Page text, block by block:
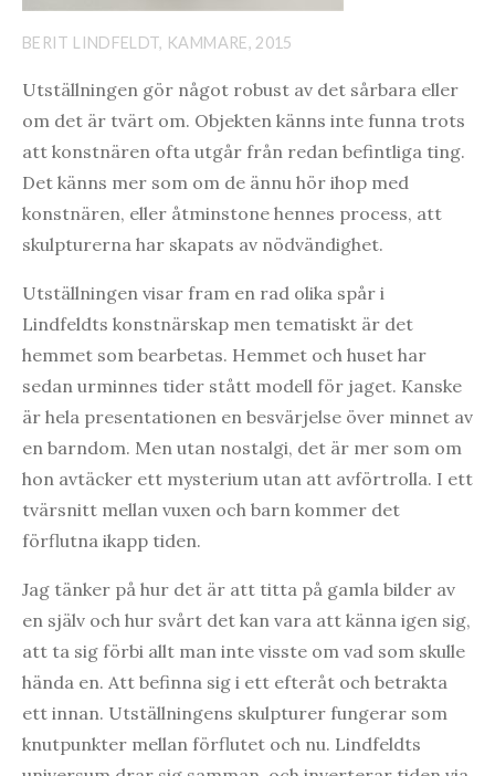
BERIT LINDFELDT, KAMMARE, 2015
Utställningen gör något robust av det sårbara eller
om det är tvärt om. Objekten känns inte funna trots
att konstnären ofta utgår från redan befintliga ting.
Det känns mer som om de ännu hör ihop med
konstnären, eller åtminstone hennes process, att
skulpturerna har skapats av nödvändighet.
Utställningen visar fram en rad olika spår i
Lindfeldts konstnärskap men tematiskt är det
hemmet som bearbetas. Hemmet och huset har
sedan urminnes tider stått modell för jaget. Kanske
är hela presentationen en besvärjelse över minnet av
en barndom. Men utan nostalgi, det är mer som om
hon avtäcker ett mysterium utan att avförtrolla. I ett
tvärsnitt mellan vuxen och barn kommer det
förflutna ikapp tiden.
Jag tänker på hur det är att titta på gamla bilder av
en själv och hur svårt det kan vara att känna igen sig,
att ta sig förbi allt man inte visste om vad som skulle
hända en. Att befinna sig i ett efteråt och betrakta
ett innan. Utställningens skulpturer fungerar som
knutpunkter mellan förflutet och nu. Lindfeldts